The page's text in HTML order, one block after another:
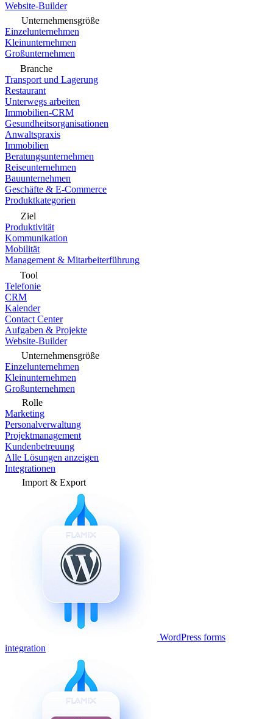
Website-Builder
Unternehmensgröße
Einzelunternehmen
Kleinunternehmen
Großunternehmen
Branche
Transport und Lagerung
Restaurant
Unterwegs arbeiten
Immobilien-CRM
Gesundheitsorganisationen
Anwaltspraxis
Immobilien
Beratungsunternehmen
Reiseunternehmen
Bauunternehmen
Geschäfte & E-Commerce
Produktkategorien
Ziel
Produktivität
Kommunikation
Mobilität
Management & Mitarbeiterführung
Tool
Telefonie
CRM
Kalender
Contact Center
Aufgaben & Projekte
Website-Builder
Unternehmensgröße
Einzelunternehmen
Kleinunternehmen
Großunternehmen
Rolle
Marketing
Personalverwaltung
Projektmanagement
Kundenbetreuung
Alle Lösungen anzeigen
Integrationen
Import & Export
WordPress forms
integration